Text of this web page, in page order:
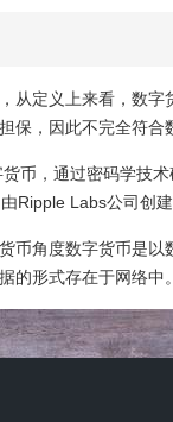
定义上来看，数
，因此不完全符合
币，通过密码学
Ripple Labs公司创建
角度数字货币是
的形式存在于网络中。